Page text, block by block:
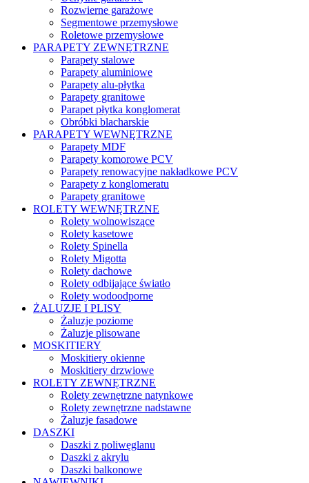
Rozwierne garażowe
Segmentowe przemysłowe
Roletowe przemysłowe
PARAPETY ZEWNĘTRZNE
Parapety stalowe
Parapety aluminiowe
Parapety alu-płytka
Parapety granitowe
Parapet płytka konglomerat
Obróbki blacharskie
PARAPETY WEWNĘTRZNE
Parapety MDF
Parapety komorowe PCV
Parapety renowacyjne nakładkowe PCV
Parapety z konglomeratu
Parapety granitowe
ROLETY WEWNĘTRZNE
Rolety wolnowiszące
Rolety kasetowe
Rolety Spinella
Rolety Migotta
Rolety dachowe
Rolety odbijające światło
Rolety wodoodporne
ŻALUZJE I PLISY
Żaluzje poziome
Żaluzje plisowane
MOSKITIERY
Moskitiery okienne
Moskitiery drzwiowe
ROLETY ZEWNĘTRZNE
Rolety zewnętrzne natynkowe
Rolety zewnętrzne nadstawne
Żaluzje fasadowe
DASZKI
Daszki z poliwęglanu
Daszki z akrylu
Daszki balkonowe